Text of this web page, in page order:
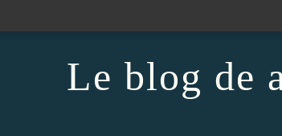
Le blog de